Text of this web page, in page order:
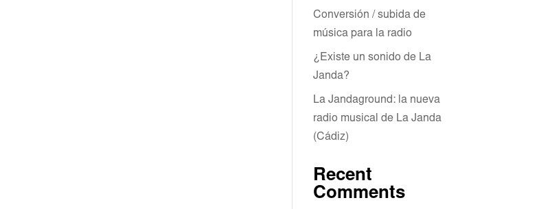
Conversión / subida de
música para la radio
¿Existe un sonido de La
Janda?
La Jandaground: la nueva
radio musical de La Janda
(Cádiz)
Recent
Comments